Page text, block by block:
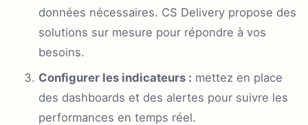
données nécessaires. CS Delivery propose des
solutions sur mesure pour répondre à vos
besoins.
Configurer les indicateurs : mettez en place
des dashboards et des alertes pour suivre les
performances en temps réel.